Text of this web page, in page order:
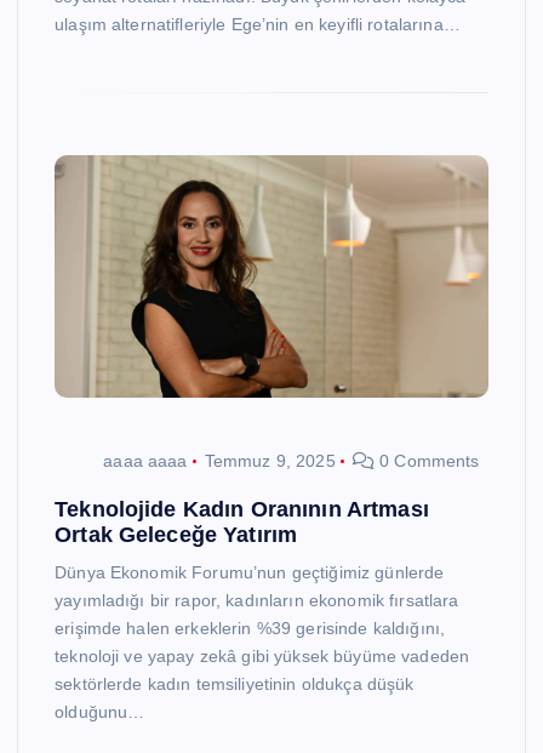
ulaşım alternatifleriyle Ege’nin en keyifli rotalarına…
aaaa aaaa Temmuz 9, 2025 0 Comments
Teknolojide Kadın Oranının Artması
Ortak Geleceğe Yatırım
Dünya Ekonomik Forumu’nun geçtiğimiz günlerde
yayımladığı bir rapor, kadınların ekonomik fırsatlara
erişimde halen erkeklerin %39 gerisinde kaldığını,
teknoloji ve yapay zekâ gibi yüksek büyüme vadeden
sektörlerde kadın temsiliyetinin oldukça düşük
olduğunu…